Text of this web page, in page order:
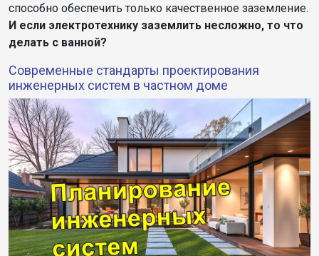
способно обеспечить только качественное заземление.
И если электротехнику заземлить несложно, то что
делать с ванной?
Современные стандарты проектирования
инженерных систем в частном доме